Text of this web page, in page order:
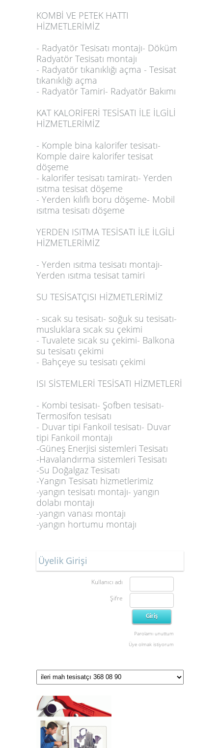
KOMBİ VE PETEK HATTI
HİZMETLERİMİZ
- Radyatör Tesisatı montajı- Döküm
Radyatör Tesisatı montajı
- Radyatör tıkanıklığı açma - Tesisat
tıkanıklığı açma
- Radyatör Tamiri- Radyatör Bakımı
KAT KALORİFERİ TESİSATI İLE İLGİLİ
HİZMETLERİMİZ
- Komple bina kalorifer tesisatı-
Komple daire kalorifer tesisat
döşeme
- kalorifer tesisatı tamiratı- Yerden
ısıtma tesisat döşeme
- Yerden kılıflı boru döşeme- Mobil
ısıtma tesisatı döşeme
YERDEN ISITMA TESİSATI İLE İLGİLİ
HİZMETLERİMİZ
- Yerden ısıtma tesisatı montajı-
Yerden ısıtma tesisat tamiri
SU TESİSATÇISI HİZMETLERİMİZ
- sıcak su tesisatı- soğuk su tesisatı-
musluklara sıcak su çekimi
- Tuvalete sıcak su çekimi- Balkona
su tesisatı çekimi
- Bahçeye su tesisatı çekimi
ISI SİSTEMLERİ TESİSATI HİZMETLERİ
- Kombi tesisatı- Şofben tesisatı-
Termosifon tesisatı
- Duvar tipi Fankoil tesisatı- Duvar
tipi Fankoil montajı
-Güneş Enerjisi sistemleri Tesisatı
-Havalandırma sistemleri Tesisatı
-Su Doğalgaz Tesisatı
-Yangın Tesisatı hizmetlerimiz
-yangın tesisatı montajı- yangın
dolabı montajı
-yangın vanası montajı
-yangın hortumu montajı
Üyelik Girişi
Kullanıcı adı
Şifre
Parolamı unuttum
Üye olmak istiyorum